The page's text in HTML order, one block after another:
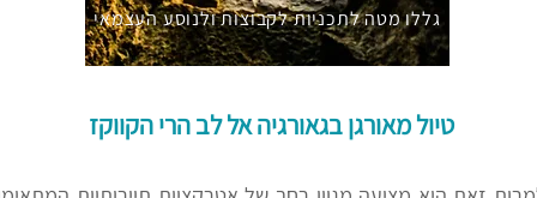
גללו מטה לתכניות לקבוצות ולנוסע העצמאי
טיול מאורגן בגאורגיה אל לב הרי הקווקז